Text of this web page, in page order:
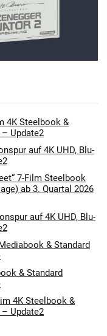
4K Steelbook &
Update2
auf 4K UHD, Blu-
7-Film Steelbook
ab 3. Quartal 2026
auf 4K UHD, Blu-
& Standard
& Standard
4K Steelbook &
Update2